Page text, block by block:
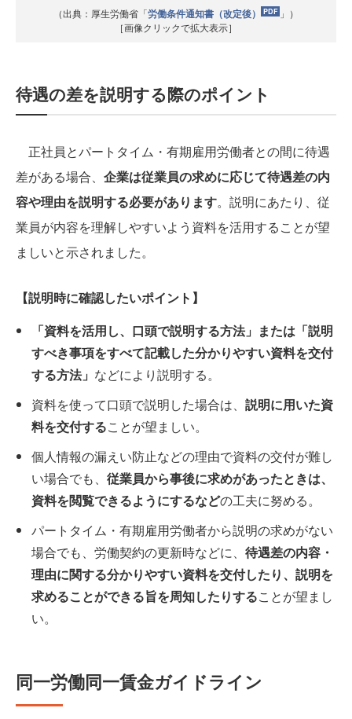
（出典：厚生労働省「労働条件通知書（改定後）
」）
［画像クリックで拡大表示］
待遇の差を説明する際のポイント
正社員とパートタイム・有期雇用労働者との間に待遇
差がある場合、 企業は従業員の求めに応じて待遇差の内
容や理由を説明する必要があります。説明にあたり、従
業員が内容を理解しやすいよう資料を活用することが望
ましいと示されました。
【説明時に確認したいポイント】
「資料を活用し、口頭で説明する方法」または「説明
すべき事項をすべて記載した分かりやすい資料を交付
する方法」 などにより説明する。
資料を使って口頭で説明した場合は、 説明に用いた資
料を交付することが望ましい。
個人情報の漏えい防止などの理由で資料の交付が難し
い場合でも、 従業員から事後に求めがあったときは、
資料を閲覧できるようにするなどの工夫に努める。
パートタイム・有期雇用労働者から説明の求めがない
場合でも、労働契約の更新時などに、 待遇差の内容・
理由に関する分かりやすい資料を交付したり、説明を
求めることができる旨を周知したりすることが望まし
い。
同一労働同一賃金ガイドライン